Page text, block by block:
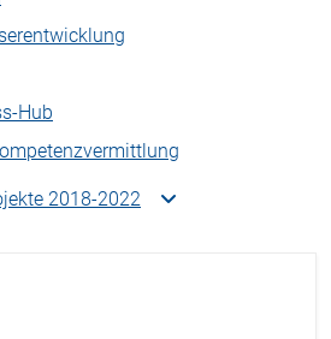
Hub
2018-2022